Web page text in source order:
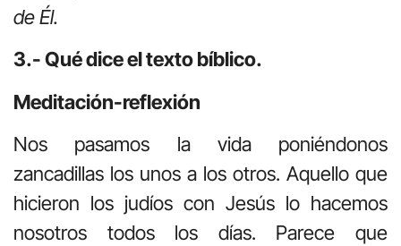
de Él.
3.- Qué dice el texto bíblico.
Meditación-reflexión
Nos pasamos la vida poniéndonos
zancadillas los unos a los otros. Aquello que
hicieron los judíos con Jesús lo hacemos
nosotros todos los días. Parece que